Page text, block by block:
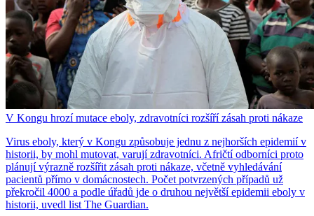
V Kongu hrozí mutace eboly, zdravotníci rozšíří zásah proti nákaze
Virus eboly, který v Kongu způsobuje jednu z nejhorších epidemií v
historii, by mohl mutovat, varují zdravotníci. Afričtí odborníci proto
plánují výrazně rozšířit zásah proti nákaze, včetně vyhledávání
pacientů přímo v domácnostech. Počet potvrzených případů už
překročil 4000 a podle úřadů jde o druhou největší epidemii eboly v
historii, uvedl list The Guardian.